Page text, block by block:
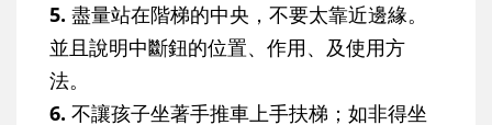
5. 盡量站在階梯的中央，不要太靠近邊緣。
並且說明中斷鈕的位置、作用、及使用方
法。
6. 不讓孩子坐著手推車上手扶梯；如非得坐